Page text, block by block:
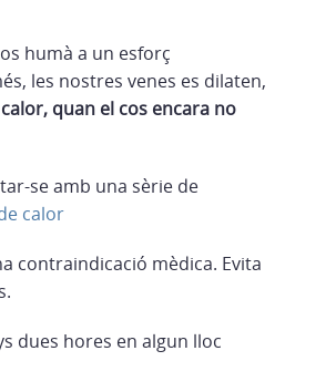
humà a un esforç
les nostres venes es dilaten,
quan el cos encara no
se amb una sèrie de
calor
contraindicació mèdica. Evita
dues hores en algun lloc